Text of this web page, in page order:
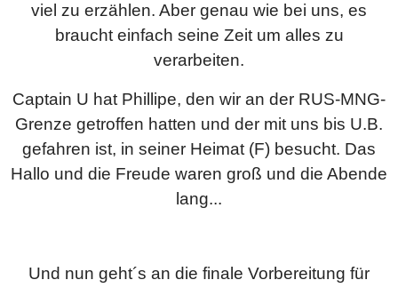
viel zu erzählen. Aber genau wie bei uns, es
braucht einfach seine Zeit um alles zu
verarbeiten.
Captain U hat Phillipe, den wir an der RUS-MNG-
Grenze getroffen hatten und der mit uns bis U.B.
gefahren ist, in seiner Heimat (F) besucht. Das
Hallo und die Freude waren groß und die Abende
lang...
Und nun geht´s an die finale Vorbereitung für